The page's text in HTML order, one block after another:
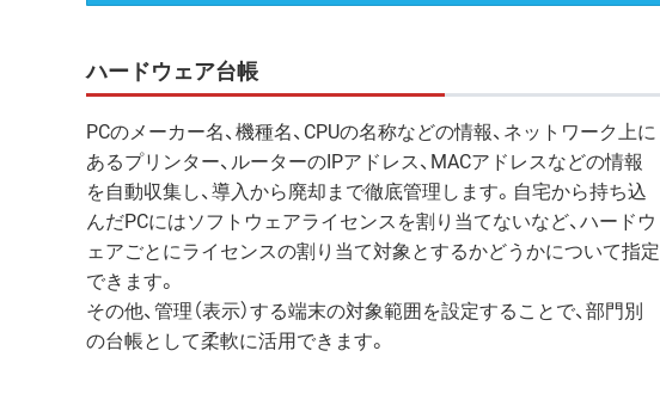
ハードウェア台帳
PCのメーカー名、機種名、CPUの名称などの情報、ネットワーク上に
あるプリンター、ルーターのIPアドレス、MACアドレスなどの情報
を自動収集し、導入から廃却まで徹底管理します。自宅から持ち込
んだPCにはソフトウェアライセンスを割り当てないなど、ハードウ
ェアごとにライセンスの割り当て対象とするかどうかについて指定
できます。
その他、管理（表示）する端末の対象範囲を設定することで、部門別
の台帳として柔軟に活用できます。